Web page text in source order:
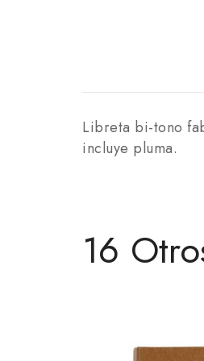
Libreta bi-tono
incluye pluma.
16